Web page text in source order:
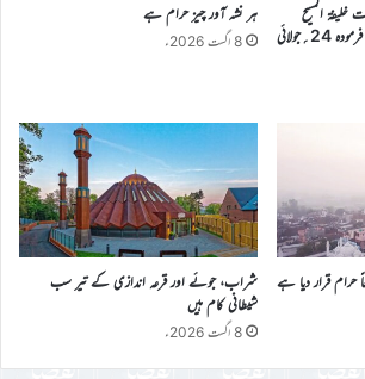
خلیفۃ المسیح
الخامس ایّدہ اللہ تعالیٰ بنصرہ العزیز فرمودہ 24؍جولائی
ہر نشہ آور چیز حرام ہے
8 اگست 2026ء
قرار دیا ہے
شراب، جوئے اور قرعہ اندازی کے تیر سب
شیطانی کام ہیں
8 اگست 2026ء